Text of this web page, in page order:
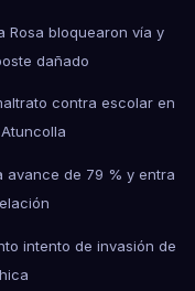
Rosa bloquearon vía y
dañado
contra escolar en
avance de 79 % y entra
intento de invasión de